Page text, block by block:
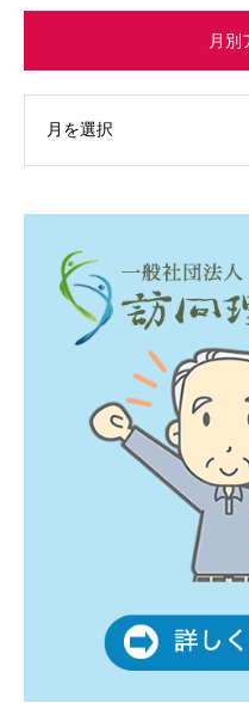
月別
変幻自在
カスタム
一般社団
のホーム
通常投稿
Hello